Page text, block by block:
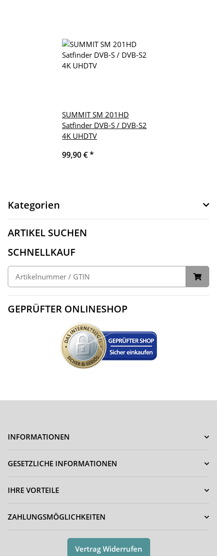
SUMMIT SM 201HD
Satfinder DVB-S / DVB-S2
4K UHDTV
99,90 €*
Kategorien
ARTIKEL SUCHEN
SCHNELLKAUF
GEPRÜFTER ONLINESHOP
INFORMATIONEN
GESETZLICHE INFORMATIONEN
IHRE VORTEILE
ZAHLUNGSMÖGLICHKEITEN
Vertrag Widerrufen